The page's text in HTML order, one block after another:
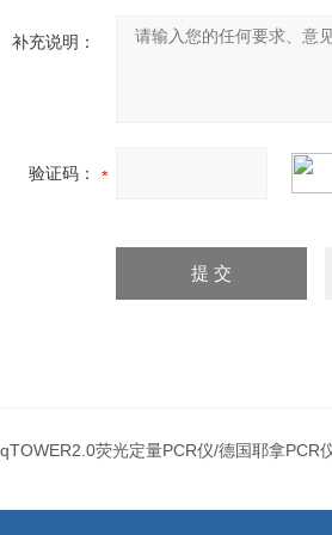
补充说明：
验证码：
qTOWER2.0荧光定量PCR仪/德国耶拿PCR仪中国总代理/北京